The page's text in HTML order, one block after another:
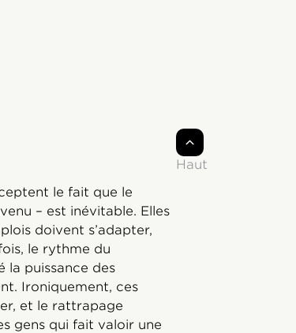
le fait que le
– est inévitable. Elles
doivent s’adapter,
le rythme du
la puissance des
Ironiquement, ces
et le rattrapage
gens qui fait valoir une
Haut